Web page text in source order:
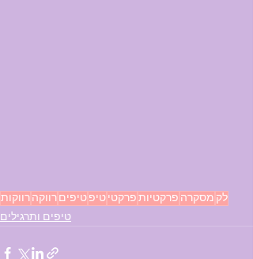
רווקותרווקהטיפיםטיפפרקטיפרקטיות מסקרה לק
טיפים ותרגילים